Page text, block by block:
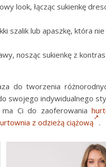
look, łącząc sukienkę
szalik lub apaszkę, która
nosząc sukienkę z
do tworzenia
indywidualnego
ma Ci do zaoferowania
z odzieżą ciążową .